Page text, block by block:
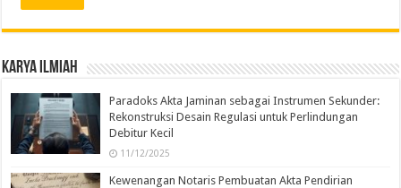
Karya Ilmiah
Paradoks Akta Jaminan sebagai Instrumen Sekunder:
Rekonstruksi Desain Regulasi untuk Perlindungan
Debitur Kecil
11/12/2025
Kewenangan Notaris Pembuatan Akta Pendirian